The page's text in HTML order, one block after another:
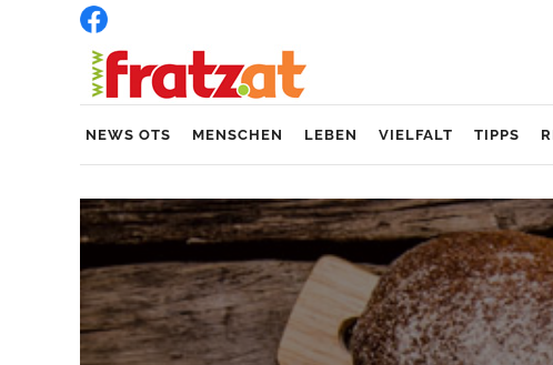
NEWS OTS MENSCHEN LEBEN VIELFALT TIPPS